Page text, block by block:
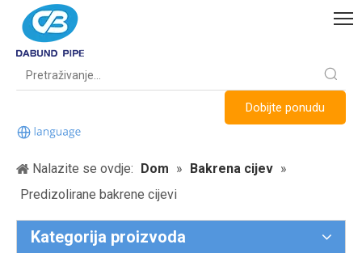
Dobijte ponudu
Nalazite se ovdje: Dom » Bakrena cijev »
Predizolirane bakrene cijevi
Kategorija proizvoda